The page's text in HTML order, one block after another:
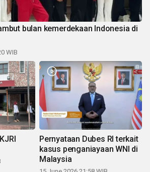
bulan kemerdekaan Indonesia di
WIB
Pernyataan Dubes RI terkait
kasus penganiayaan WNI di
Malaysia